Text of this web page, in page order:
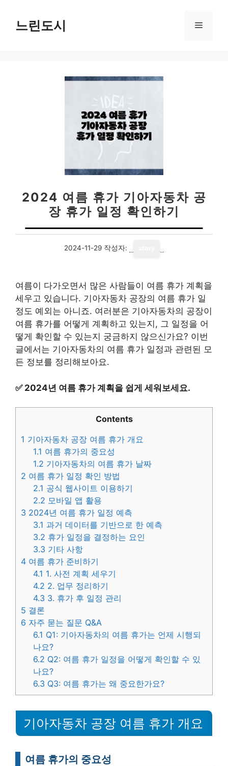
느린도시 메
2024 여름 휴가 기아자동차 공
장 휴가 일정 확인하기
2024-11-29 작성자:
여름이 다가오면서 많은 사람들이 여름 휴가 계획을
세우고 있습니다. 기아자동차 공장의 여름 휴가 일
정도 예외는 아니죠. 여러분은 기아자동차의 공장이
여름 휴가를 어떻게 계획하고 있는지, 그 일정을 어
떻게 확인할 수 있는지 궁금하지 않으신가요? 이번
글에서는 기아자동차의 여름 휴가 일정과 관련된 모
든 정보를 정리해보아요.
✅ 2024년 여름 휴가 계획을 쉽게 세워보세요.
Contents
1 기아자동차 공장 여름 휴가 개요
1.1 여름 휴가의 중요성
1.2 기아자동차의 여름 휴가 날짜
2 여름 휴가 일정 확인 방법
2.1 공식 웹사이트 이용하기
2.2 모바일 앱 활용
3 2024년 여름 휴가 일정 예측
3.1 과거 데이터를 기반으로 한 예측
3.2 휴가 일정을 결정하는 요인
3.3 기타 사항
4 여름 휴가 준비하기
4.1 1. 사전 계획 세우기
4.2 2. 업무 정리하기
4.3 3. 휴가 후 일정 관리
5 결론
6 자주 묻는 질문 Q&A
6.1 Q1: 기아자동차의 여름 휴가는 언제 시행되
나요?
6.2 Q2: 여름 휴가 일정을 어떻게 확인할 수 있
나요?
6.3 Q3: 여름 휴가는 왜 중요한가요?
기아자동차 공장 여름 휴가 개요
여름 휴가의 중요성